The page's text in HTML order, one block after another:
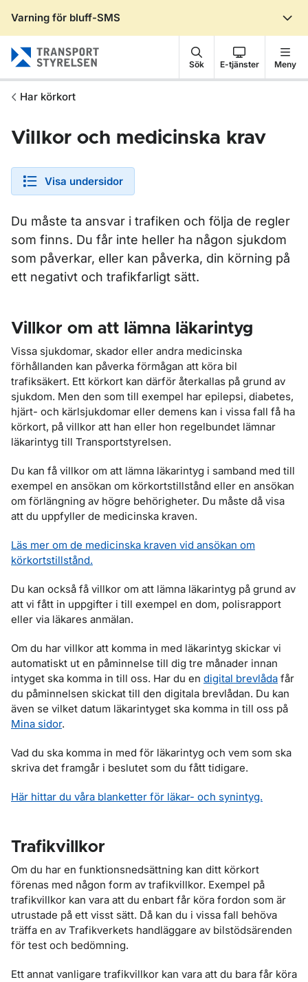
Varning för bluff-SMS
Sök E-tjänster Meny
Har körkort
Villkor och medicinska krav
Visa undersidor
Du måste ta ansvar i trafiken och följa de regler
som finns. Du får inte heller ha någon sjukdom
som påverkar, eller kan påverka, din körning på
ett negativt och trafikfarligt sätt.
Villkor om att lämna läkarintyg
Vissa sjukdomar, skador eller andra medicinska
förhållanden kan påverka förmågan att köra bil
trafiksäkert. Ett körkort kan därför återkallas på grund av
sjukdom. Men den som till exempel har epilepsi, diabetes,
hjärt- och kärlsjukdomar eller demens kan i vissa fall få ha
körkort, på villkor att han eller hon regelbundet lämnar
läkarintyg till Transportstyrelsen.
Du kan få villkor om att lämna läkarintyg i samband med till
exempel en ansökan om körkortstillstånd eller en ansökan
om förlängning av högre behörigheter. Du måste då visa
att du uppfyller de medicinska kraven.
Läs mer om de medicinska kraven vid ansökan om
körkortstillstånd.
Du kan också få villkor om att lämna läkarintyg på grund av
att vi fått in uppgifter i till exempel en dom, polisrapport
eller via läkares anmälan.
Om du har villkor att komma in med läkarintyg skickar vi
automatiskt ut en påminnelse till dig tre månader innan
intyget ska komma in till oss. Har du en digital brevlåda får
du påminnelsen skickat till den digitala brevlådan. Du kan
även se vilket datum läkarintyget ska komma in till oss på
Mina sidor.
Vad du ska komma in med för läkarintyg och vem som ska
skriva det framgår i beslutet som du fått tidigare.
Här hittar du våra blanketter för läkar- och synintyg.
Trafikvillkor
Om du har en funktionsnedsättning kan ditt körkort
förenas med någon form av trafikvillkor. Exempel på
trafikvillkor kan vara att du enbart får köra fordon som är
utrustade på ett visst sätt. Då kan du i vissa fall behöva
träffa en av Trafikverkets handläggare av bilstödsärenden
för test och bedömning.
Ett annat vanligare trafikvillkor kan vara att du bara får köra